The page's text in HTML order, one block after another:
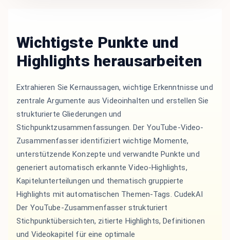
Wichtigste Punkte und
Highlights herausarbeiten
Extrahieren Sie Kernaussagen, wichtige Erkenntnisse und
zentrale Argumente aus Videoinhalten und erstellen Sie
strukturierte Gliederungen und
Stichpunktzusammenfassungen. Der YouTube-Video-
Zusammenfasser identifiziert wichtige Momente,
unterstützende Konzepte und verwandte Punkte und
generiert automatisch erkannte Video-Highlights,
Kapitelunterteilungen und thematisch gruppierte
Highlights mit automatischen Themen-Tags. CudekAI
Der YouTube-Zusammenfasser strukturiert
Stichpunktübersichten, zitierte Highlights, Definitionen
und Videokapitel für eine optimale